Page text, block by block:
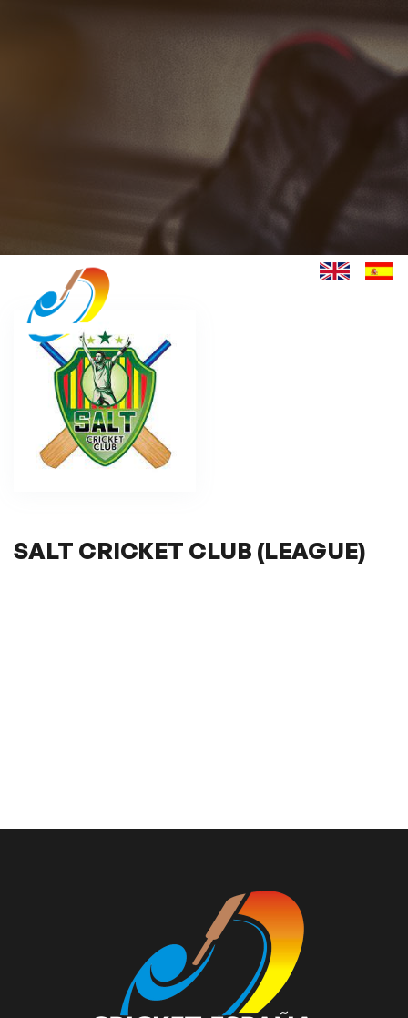
SALT CRICKET CLUB (LEAGUE)